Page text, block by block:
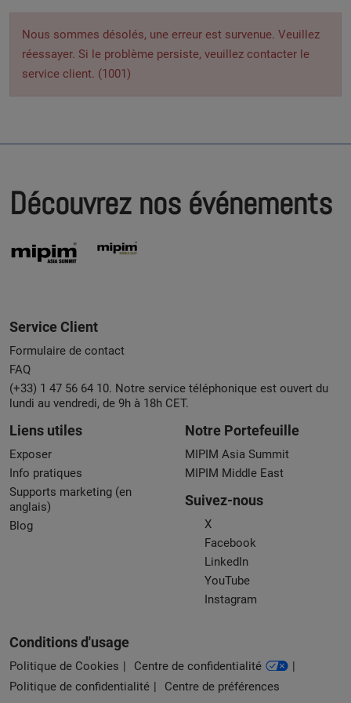
Nous sommes désolés, une erreur est survenue. Veuillez
réessayer. Si le problème persiste, veuillez contacter le
service client. (1001)
Découvrez nos événements
Service Client
Formulaire de contact
FAQ
(+33) 1 47 56 64 10. Notre service téléphonique est ouvert du
lundi au vendredi, de 9h à 18h CET.
Liens utiles
Exposer
Info pratiques
Supports marketing (en
anglais)
Blog
Notre Portefeuille
MIPIM Asia Summit
MIPIM Middle East
Suivez-nous
X
Facebook
LinkedIn
YouTube
Instagram
Conditions d'usage
Politique de Cookies
Centre de confidentialité
Politique de confidentialité
Centre de préférences